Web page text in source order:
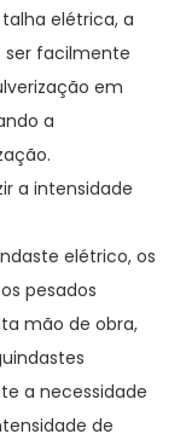
elétrica, a
ser facilmente
em
a
a intensidade
elétrico, os
pesados
mão de obra,
a necessidade
de